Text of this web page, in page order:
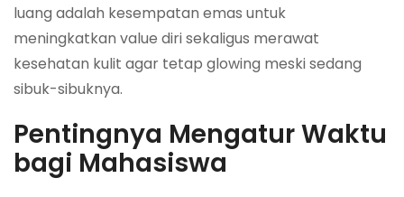
luang adalah kesempatan emas untuk
meningkatkan value diri sekaligus merawat
kesehatan kulit agar tetap glowing meski sedang
sibuk-sibuknya.
Pentingnya Mengatur Waktu
bagi Mahasiswa